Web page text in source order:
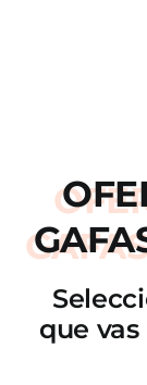
que